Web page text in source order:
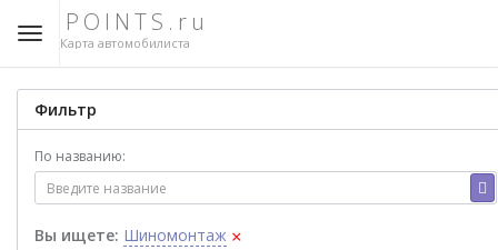
POINTS.ru
Карта автомобилиста
Фильтр
По названию:
Вы ищете: Шиномонтаж ×